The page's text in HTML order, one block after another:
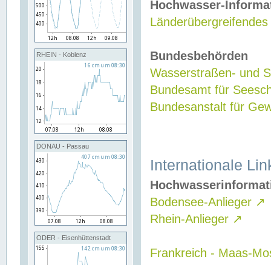
RHEIN - Koblenz
DONAU - Passau
ODER - Eisenhüttenstadt
Hochwasser-
Bundesbehörden
Wasserstraßen- und
Bundesamt für
Bundesanstalt für
Internationale
Bodensee-Anlieger ↗
Rhein-Anlieger ↗
Frankreich - Maas-